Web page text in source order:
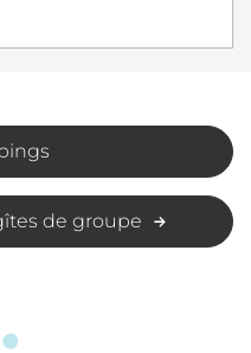
de groupe